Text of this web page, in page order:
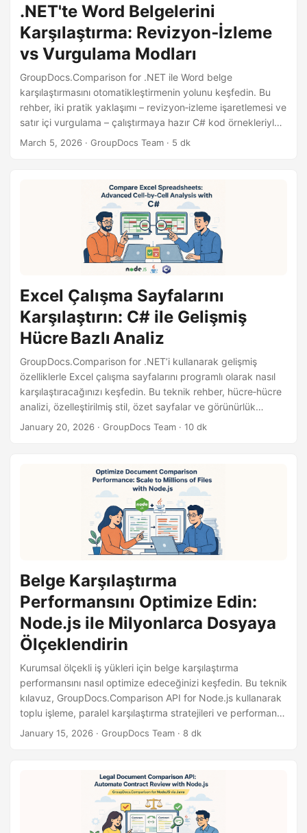
.NET'te Word Belgelerini
Karşılaştırma: Revizyon‑İzleme
vs Vurgulama Modları
GroupDocs.Comparison for .NET ile Word belge
karşılaştırmasını otomatikleştirmenin yolunu keşfedin. Bu
rehber, iki pratik yaklaşımı – revizyon‑izleme işaretlemesi ve
satır içi vurgulama – çalıştırmaya hazır C# kod örnekleriyle
anlatıyor.
March 5, 2026 · GroupDocs Team · 5 dk
Excel Çalışma Sayfalarını
Karşılaştırın: C# ile Gelişmiş
Hücre Bazlı Analiz
GroupDocs.Comparison for .NET’i kullanarak gelişmiş
özelliklerle Excel çalışma sayfalarını programlı olarak nasıl
karşılaştıracağınızı keşfedin. Bu teknik rehber, hücre‑hücre
analizi, özelleştirilmiş stil, özet sayfalar ve görünürlük
kontrolleriyle kapsamlı Excel belge karşılaştırmasını C#’ta
January 20, 2026 · GroupDocs Team · 10 dk
Belge Karşılaştırma
Performansını Optimize Edin:
Node.js ile Milyonlarca Dosyaya
Ölçeklendirin
Kurumsal ölçekli iş yükleri için belge karşılaştırma
performansını nasıl optimize edeceğinizi keşfedin. Bu teknik
kılavuz, GroupDocs.Comparison API for Node.js kullanarak
toplu işleme, paralel karşılaştırma stratejileri ve performans
optimizasyon tekniklerini göstererek milyonlarca belge
January 15, 2026 · GroupDocs Team · 8 dk